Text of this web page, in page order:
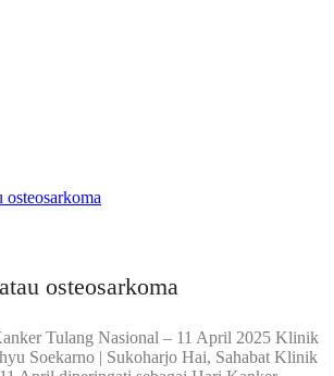
osteosarkoma
Tulang Nasional – 11 April 2025 Klinik
Soekarno | Sukoharjo Hai, Sahabat Klinik